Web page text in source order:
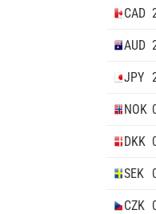
CAD
AUD
JPY
NOK
DKK
SEK
CZK